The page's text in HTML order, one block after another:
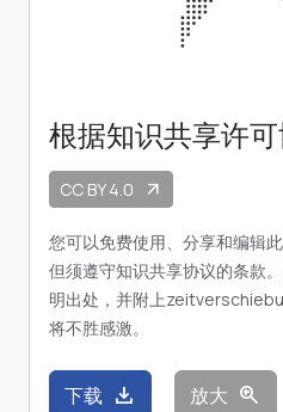
根据知识共享许
CC BY 4.0 arrow_outward
您可以免费使用、分享和编辑
但须遵守知识共享协议的条款
明出处，并附上
将不胜感激。
下载 download 放大 zoom_in